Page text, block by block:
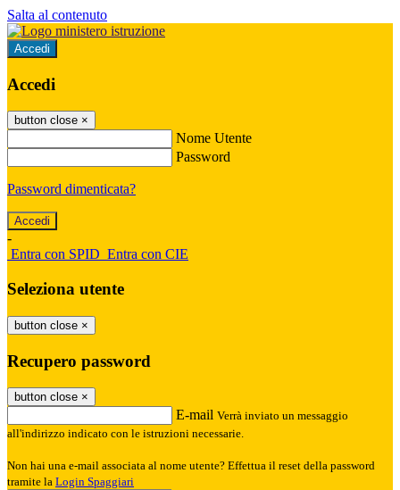
Salta al contenuto
Accedi
Accedi
button close ×
Nome Utente
Password
Password dimenticata?
-
Entra con SPID Entra con CIE
Seleziona utente
button close ×
Recupero password
button close ×
E-mail Verrà inviato un messaggio
all'indirizzo indicato con le istruzioni necessarie.
Non hai una e-mail associata al nome utente? Effettua il reset della password
tramite la Login Spaggiari